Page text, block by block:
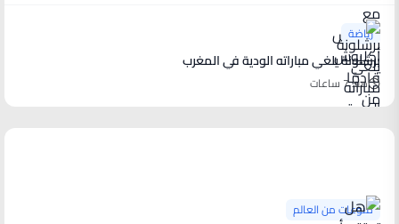
رياضة
برشلونة يلغي مباراته الودية في المغرب
منذ 7 ساعات
منوعات من العالم